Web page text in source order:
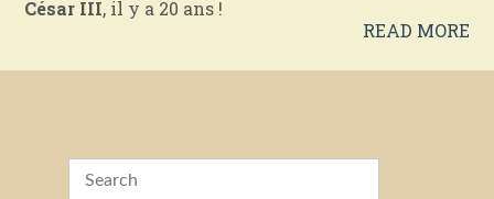
César III, il y a 20 ans !
READ MORE